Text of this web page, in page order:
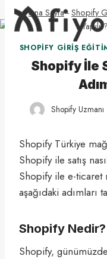
Skip
to
Ana Sayfa- Shopify
SHOPIFY GIRIŞ
Shopify İle
Shopify Uzmanı
Shopify Türkiye
Shopify ile satış
Shopify ile e-ticaret
aşağıdaki adımları
Shopify Nedir?
Shopify,